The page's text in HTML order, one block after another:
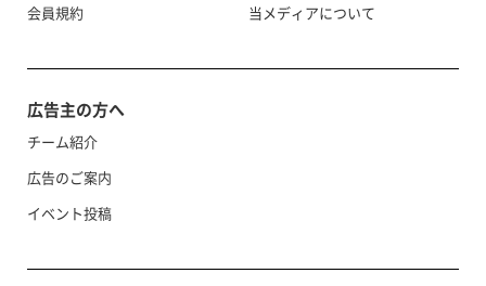
会員規約
当メディアについて
広告主の方へ
チーム紹介
広告のご案内
イベント投稿